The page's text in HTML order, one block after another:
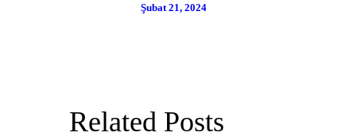
Şubat 21, 2024
Related Posts